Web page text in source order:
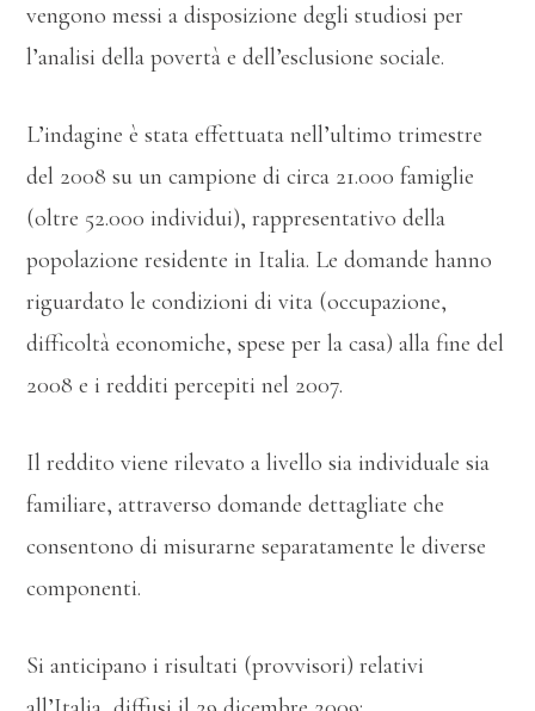
vengono messi a disposizione degli studiosi per
l’analisi della povertà e dell’esclusione sociale.
L’indagine è stata effettuata nell’ultimo trimestre
del 2008 su un campione di circa 21.000 famiglie
(oltre 52.000 individui), rappresentativo della
popolazione residente in Italia. Le domande hanno
riguardato le condizioni di vita (occupazione,
difficoltà economiche, spese per la casa) alla fine del
2008 e i redditi percepiti nel 2007.
Il reddito viene rilevato a livello sia individuale sia
familiare, attraverso domande dettagliate che
consentono di misurarne separatamente le diverse
componenti.
Si anticipano i risultati (provvisori) relativi